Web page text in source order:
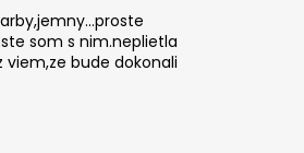
som s nim.neplietla
viem,ze bude dokonali